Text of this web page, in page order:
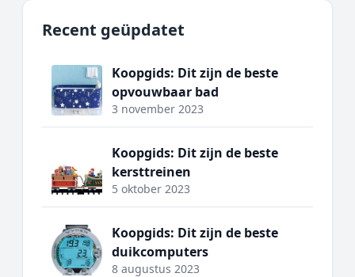
Recent geüpdatet
Koopgids: Dit zijn de beste
opvouwbaar bad
3 november 2023
Koopgids: Dit zijn de beste
kersttreinen
5 oktober 2023
Koopgids: Dit zijn de beste
duikcomputers
8 augustus 2023